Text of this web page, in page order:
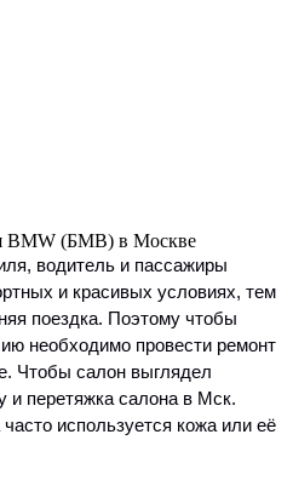
водитель и пассажиры
и красивых условиях, тем
поездка. Поэтому чтобы
необходимо провести ремонт
Чтобы салон выглядел
и перетяжка салона в Мск.
используется кожа или её